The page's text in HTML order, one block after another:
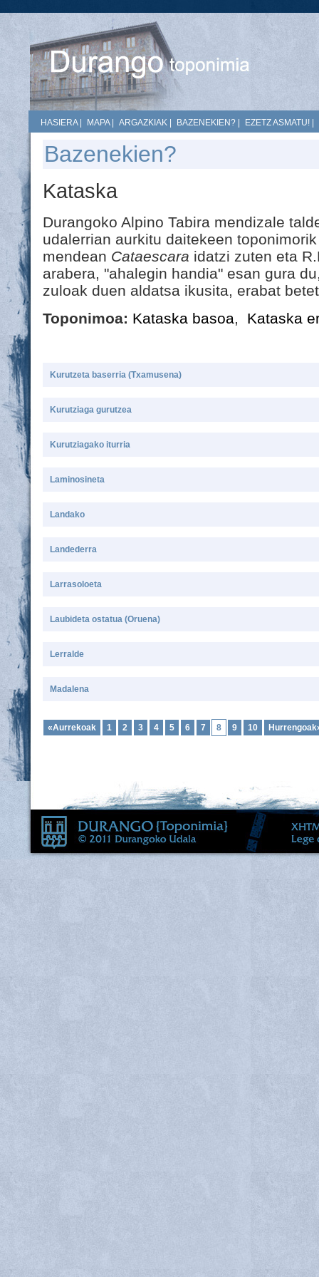
HASIERA| MAPA| ARGAZKIAK BAZENEKIEN? EZETZ ASMATU!
Bazenekien?
Kataska
Durangoko Alpino Tabira mendizale
udalerrian aurkitu daitekeen
mendean Cataescara idatzi zuten eta
arabera, "ahalegin handia" esan gura
zuloak duen aldatsa ikusita, erabat
Toponimoa: Kataska basoa, Kataska
Kurutzeta baserria (Txamusena)
Kurutziaga gurutzea
Kurutziagako iturria
Laminosineta
Landako
Landederra
Larrasoloeta
Laubideta ostatua (Oruena)
Lerralde
Madalena
«Aurrekoak 1 2 3 4 5 6 7 8 9 10